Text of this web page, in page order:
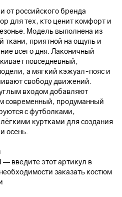
российского бренда
для тех, кто ценит комфорт и
Модель выполнена из
ткани, приятной на ощупь и
всего дня. Лаконичный
повседневный,
а мягкий кэжуал-пояс и
свободу движений.
входом добавляют
современный, продуманный
с футболками,
куртками для создания
осень.
— введите этот артикул в
заказать костюм